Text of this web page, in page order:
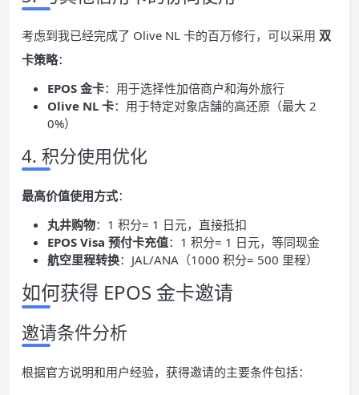
考虑到我已经完成了 Olive NL 卡的百万修行，可以采用 双
卡策略：
EPOS 金卡：用于选择性加倍商户和海外旅行
Olive NL 卡：用于特定对象店舗的高还原（最大 2
0%）
4. 积分使用优化
最高价值使用方式：
丸井购物：1 积分= 1 日元，直接抵扣
EPOS Visa 预付卡充值：1 积分= 1 日元，等同现金
航空里程转换：JAL/ANA（1000 积分= 500 里程）
如何获得 EPOS 金卡邀请
邀请条件分析
根据官方说明和用户经验，获得邀请的主要条件包括：